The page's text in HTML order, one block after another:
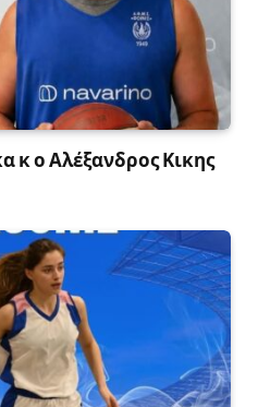
κ ο Αλέξανδρος Κικης